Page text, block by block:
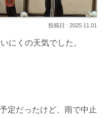
2025.11.01
にくの天気でした。
定だったけど、雨で中止